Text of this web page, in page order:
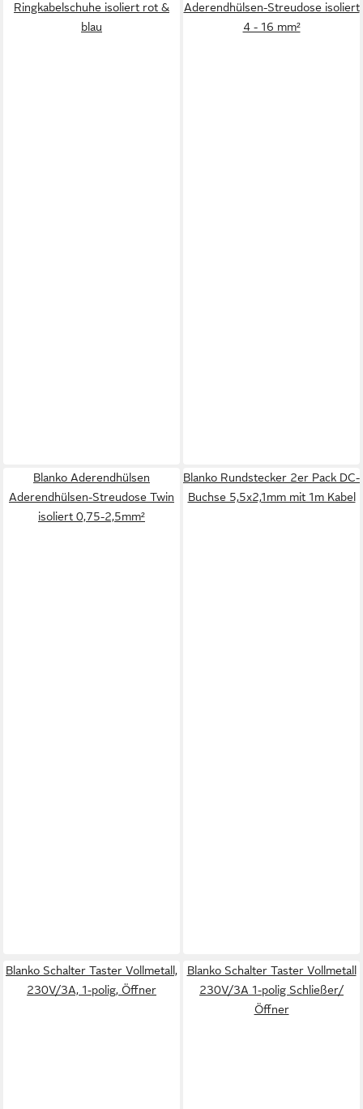
Ringkabelschuhe isoliert rot &
blau
Aderendhülsen-Streudose isoliert
4 - 16 mm²
Blanko Aderendhülsen
Aderendhülsen-Streudose Twin
isoliert 0,75-2,5mm²
Blanko Rundstecker 2er Pack DC-
Buchse 5,5x2,1mm mit 1m Kabel
Blanko Schalter Taster Vollmetall,
230V/3A, 1-polig, Öffner
Blanko Schalter Taster Vollmetall
230V/3A 1-polig Schließer/
Öffner